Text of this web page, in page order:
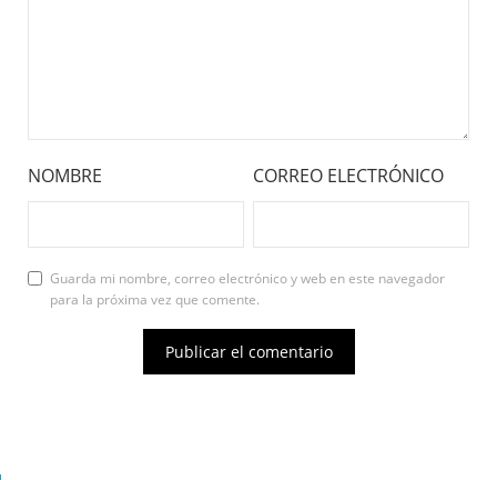
NOMBRE CORREO ELECTRÓNICO
Guarda mi nombre, correo electrónico y web en este navegador
para la próxima vez que comente.